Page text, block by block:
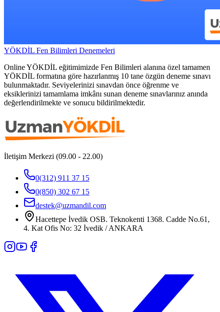
YÖKDİL Fen Bilimleri Denemeleri
Online YÖKDİL eğitimimizde Fen Bilimleri alanına özel tamamen
YÖKDİL formatına göre hazırlanmış 10 tane özgün deneme sınavı
bulunmaktadır. Seviyelerinizi sınavdan önce öğrenme ve
eksiklerinizi tamamlama imkânı sunan deneme sınavlarınız anında
değerlendirilmekte ve sonucu bildirilmektedir.
İletişim Merkezi (09.00 - 22.00)
0(312) 911 37 15
0(850) 302 67 15
destek@uzmandil.com
Hacettepe İvedik OSB. Teknokenti 1368. Cadde No.61,
4. Kat Ofis No: 32 İvedik / ANKARA